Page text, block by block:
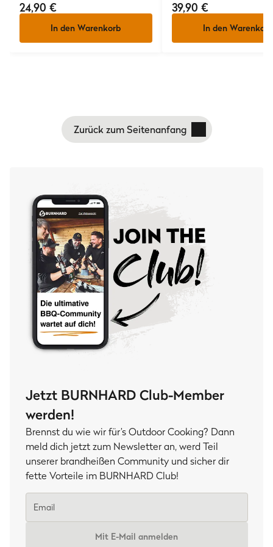
24,90 €
In den Warenkorb
39,90 €
In den Warenkorb
Zurück zum Seitenanfang
Jetzt BURNHARD Club-Member
werden!
Brennst du wie wir für’s Outdoor Cooking? Dann
meld dich jetzt zum Newsletter an, werd Teil
unserer brandheißen Community und sicher dir
fette Vorteile im BURNHARD Club!
Mit E-Mail anmelden